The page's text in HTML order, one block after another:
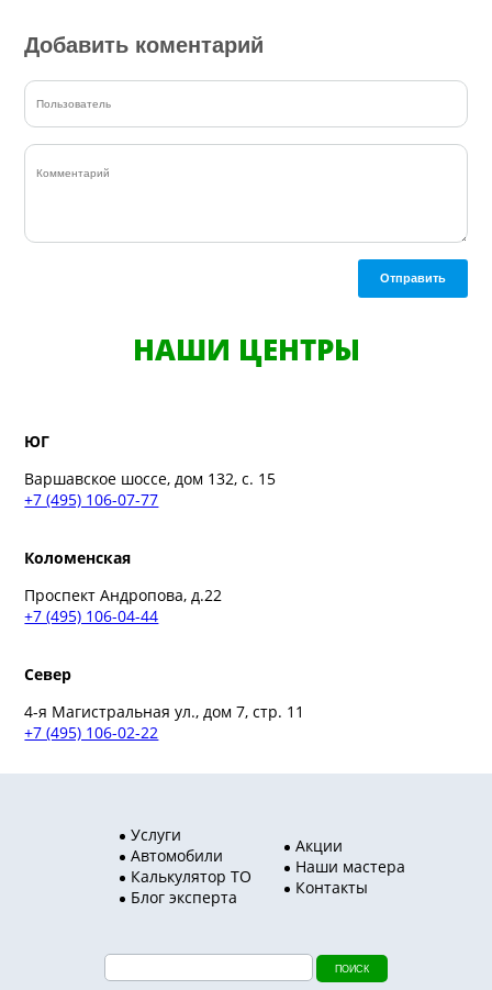
Добавить коментарий
Отправить
НАШИ ЦЕНТРЫ
ЮГ
Варшавское шоссе, дом 132, с. 15
+7 (495) 106-07-77
Коломенская
Проспект Андропова, д.22
+7 (495) 106-04-44
Север
4-я Магистральная ул., дом 7, стр. 11
+7 (495) 106-02-22
Услуги
Автомобили
Калькулятор ТО
Блог эксперта
Акции
Наши мастера
Контакты